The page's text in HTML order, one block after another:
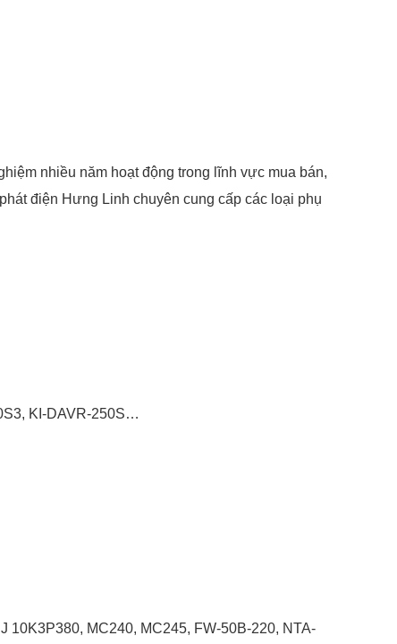
nhiều năm hoạt động trong lĩnh vực mua bán,
điện Hưng Linh chuyên cung cấp các loại phụ
KI-DAVR-250S…
10K3P380, MC240, MC245, FW-50B-220, NTA-